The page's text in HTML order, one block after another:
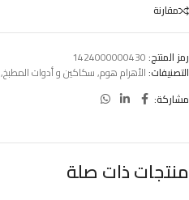
مقارنة
رمز المنتج:1424000000430
التصنيفات:الأهرام هوم,سكاكين و أدوات المطبخ,
مشاركة:
منتجات ذات صلة